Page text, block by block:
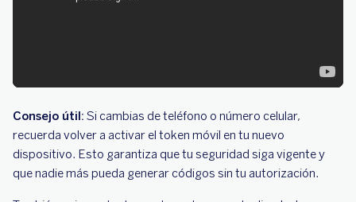
Consejo útil: Si cambias de teléfono o número celular,
recuerda volver a activar el token móvil en tu nuevo
dispositivo. Esto garantiza que tu seguridad siga vigente y
que nadie más pueda generar códigos sin tu autorización.